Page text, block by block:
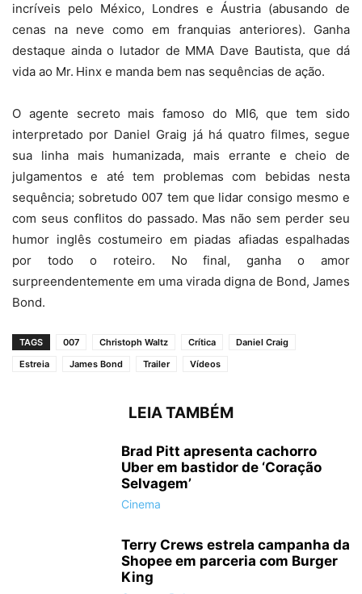
incríveis pelo México, Londres e Áustria (abusando de
cenas na neve como em franquias anteriores). Ganha
destaque ainda o lutador de MMA Dave Bautista, que dá
vida ao Mr. Hinx e manda bem nas sequências de ação.
O agente secreto mais famoso do MI6, que tem sido
interpretado por Daniel Graig já há quatro filmes, segue
sua linha mais humanizada, mais errante e cheio de
julgamentos e até tem problemas com bebidas nesta
sequência; sobretudo 007 tem que lidar consigo mesmo e
com seus conflitos do passado. Mas não sem perder seu
humor inglês costumeiro em piadas afiadas espalhadas
por todo o roteiro. No final, ganha o amor
surpreendentemente em uma virada digna de Bond, James
Bond.
TAGS 007 Christoph Waltz Crítica
Daniel Craig
Estreia
James Bond Trailer Vídeos
LEIA TAMBÉM
Brad Pitt apresenta cachorro
Uber em bastidor de ‘Coração
Selvagem’
Cinema
Terry Crews estrela campanha da
Shopee em parceria com Burger
King